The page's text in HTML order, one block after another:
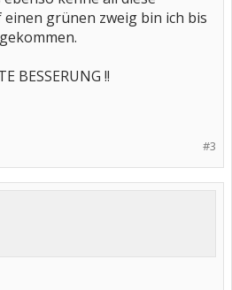
grünen zweig bin ich bis
BESSERUNG !!
#3